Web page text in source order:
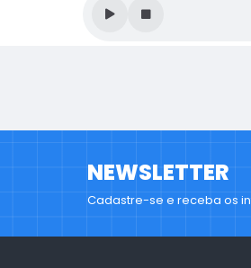
NEWSLETTER
Cadastre-se e receba os